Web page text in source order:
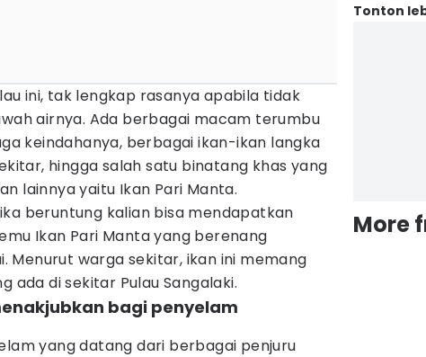
ini, tak lengkap rasanya apabila tidak
airnya. Ada berbagai macam terumbu
keindahanya, berbagai ikan-ikan langka
hingga salah satu binatang khas yang
lainnya yaitu Ikan Pari Manta.
beruntung kalian bisa mendapatkan
Ikan Pari Manta yang berenang
Menurut warga sekitar, ikan ini memang
ada di sekitar Pulau Sangalaki.
bagi penyelam
yang datang dari berbagai penjuru
Tonton
More